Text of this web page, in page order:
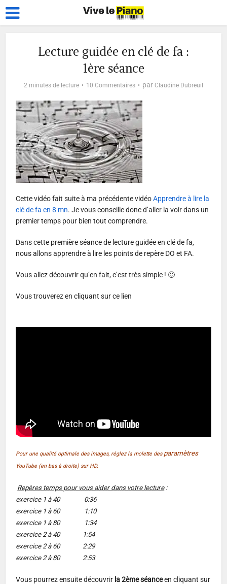
Lecture guidée en clé de fa :
1ère séance
2 minutes de lecture 10 Commentaires par Claudine Dubreuil
Cette vidéo fait suite à ma précédente vidéoApprendre à lire la
clé de fa en 8 mn. Je vous conseille donc d’aller la voir dans un
premier temps pour bien tout comprendre.
Dans cette première séance de lecture guidée en clé de fa,
nous allons apprendre à lire les points de repère DO et FA.
Vous allez découvrir qu’en fait, c’est très simple ! 🙂
Vous trouverez en cliquant sur ce lien
Pour une qualité optimale des images, réglez la molette des paramètres
YouTube (en bas à droite) sur HD.
Repères temps pour vous aider dans votre lecture:
exercice 1 à 40 0:36
exercice 1 à 60 1:10
exercice 1 à 80 1:34
exercice 2 à 40 1:54
exercice 2 à 60 2:29
exercice 2 à 80 2:53
Vous pourrez ensuite découvrir la 2ème séanceen cliquant sur